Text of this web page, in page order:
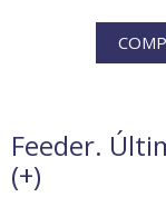
Feeder.
(+)